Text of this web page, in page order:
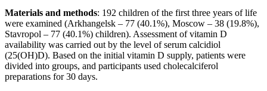
Materials and methods: 192 children of the first three years of life
were examined (Arkhangelsk – 77 (40.1%), Moscow – 38 (19.8%),
Stavropol – 77 (40.1%) children). Assessment of vitamin D
availability was carried out by the level of serum calcidiol
(25(OH)D). Based on the initial vitamin D supply, patients were
divided into groups, and participants used cholecalciferol
preparations for 30 days.